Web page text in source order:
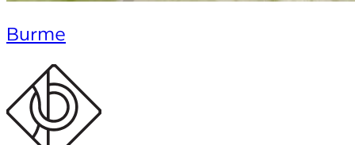
Burme